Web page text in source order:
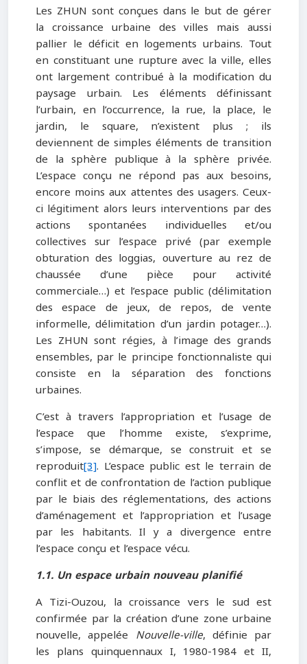
Les ZHUN sont conçues dans le but de gérer
la croissance urbaine des villes mais aussi
pallier le déficit en logements urbains. Tout
en constituant une rupture avec la ville, elles
ont largement contribué à la modification du
paysage urbain. Les éléments définissant
l’urbain, en l’occurrence, la rue, la place, le
jardin, le square, n’existent plus ; ils
deviennent de simples éléments de transition
de la sphère publique à la sphère privée.
L’espace conçu ne répond pas aux besoins,
encore moins aux attentes des usagers. Ceux-
ci légitiment alors leurs interventions par des
actions spontanées individuelles et/ou
collectives sur l’espace privé (par exemple
obturation des loggias, ouverture au rez de
chaussée d’une pièce pour activité
commerciale…) et l’espace public (délimitation
des espace de jeux, de repos, de vente
informelle, délimitation d’un jardin potager…).
Les ZHUN sont régies, à l’image des grands
ensembles, par le principe fonctionnaliste qui
consiste en la séparation des fonctions
urbaines.
C’est à travers l’appropriation et l’usage de
l’espace que l’homme existe, s’exprime,
s’impose, se démarque, se construit et se
reproduit[3]. L’espace public est le terrain de
conflit et de confrontation de l’action publique
par le biais des réglementations, des actions
d’aménagement et l’appropriation et l’usage
par les habitants. Il y a divergence entre
l’espace conçu et l’espace vécu.
1.1. Un espace urbain nouveau planifié
A Tizi-Ouzou, la croissance vers le sud est
confirmée par la création d’une zone urbaine
nouvelle, appelée Nouvelle-ville, définie par
les plans quinquennaux I, 1980-1984 et II,